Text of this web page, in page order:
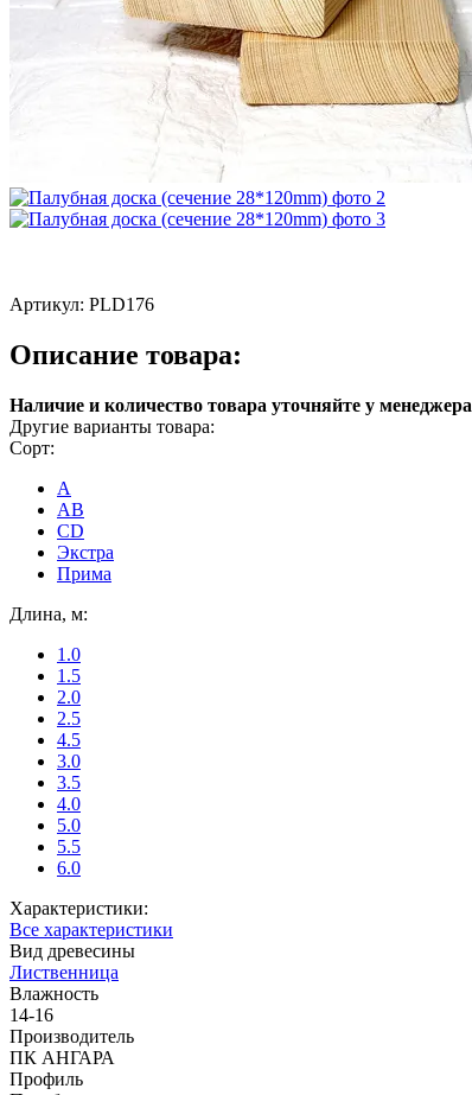
Артикул: PLD176
Описание товара:
Наличие и количество товара уточняйте у менеджера
Другие варианты товара:
Сорт:
A
AB
CD
Экстра
Прима
Длина, м:
1.0
1.5
2.0
2.5
4.5
3.0
3.5
4.0
5.0
5.5
6.0
Характеристики:
Все характеристики
Вид древесины
Лиственница
Влажность
14-16
Производитель
ПК АНГАРА
Профиль